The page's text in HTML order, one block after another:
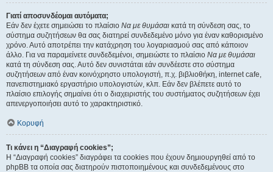
Γιατί αποσυνδέομαι αυτόματα;
Εάν δεν έχετε σημειώσει το πλαίσιο Να με θυμάσαι κατά τη σύνδεση σας, το
σύστημα συζητήσεων θα σας διατηρεί συνδεδεμένο μόνο για έναν καθορισμένο
χρόνο. Αυτό αποτρέπει την κατάχρηση του λογαριασμού σας από κάποιον
άλλο. Για να παραμείνετε συνδεδεμένοι, σημειώστε το πλαίσιο Να με θυμάσαι
κατά τη σύνδεση σας. Αυτό δεν συνιστάται εάν συνδέεστε στο σύστημα
συζητήσεων από έναν κοινόχρηστο υπολογιστή, π.χ. βιβλιοθήκη, internet cafe,
πανεπιστημιακό εργαστήριο υπολογιστών, κλπ. Εάν δεν βλέπετε αυτό το
πλαίσιο επιλογής σημαίνει ότι ο διαχειριστής του συστήματος συζητήσεων έχει
απενεργοποιήσει αυτό το χαρακτηριστικό.
Κορυφή
Τι κάνει η “Διαγραφή cookies”;
Η “Διαγραφή cookies” διαγράφει τα cookies που έχουν δημιουργηθεί από το
phpBB τα οποία σας διατηρούν πιστοποιημένους και συνδεδεμένους στο